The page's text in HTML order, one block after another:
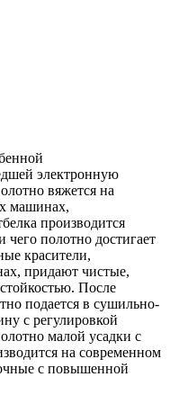
электронную
вяжется на
машинах,
производится
полотно достигает
красители,
придают чистые,
После
подается в сушильно-
с регулировкой
малой усадки с
на современном
с повышенной